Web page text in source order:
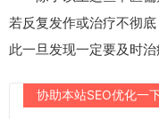
若反复发作或治疗不彻
此一旦发现一定要及时治
协助本站SEO优化一